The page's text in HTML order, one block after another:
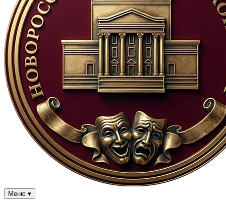
Меню ▾